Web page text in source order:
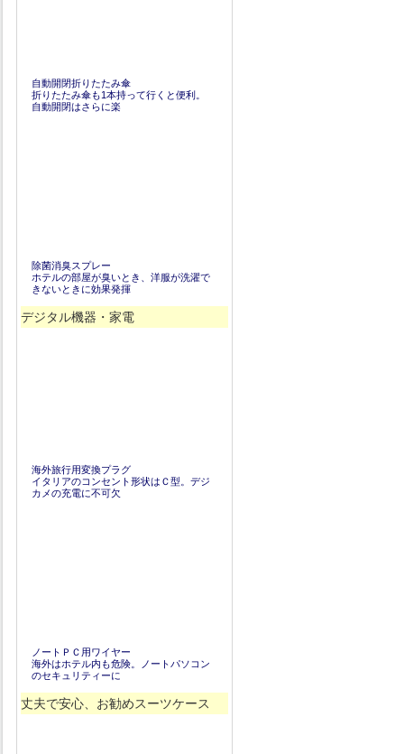
自動開閉折りたたみ傘
折りたたみ傘も1本持って行くと便利。
自動開閉はさらに楽
除菌消臭スプレー
ホテルの部屋が臭いとき、洋服が洗濯で
きないときに効果発揮
デジタル機器・家電
海外旅行用変換プラグ
イタリアのコンセント形状はＣ型。デジ
カメの充電に不可欠
ノートＰＣ用ワイヤー
海外はホテル内も危険。ノートパソコン
のセキュリティーに
丈夫で安心、お勧めスーツケース